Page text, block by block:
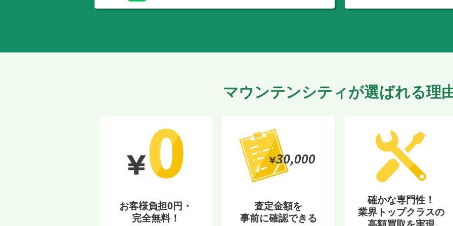
マウンテンシティが選ばれる理
お客様負担0円・
完全無料！
査定金額を
事前に確認できる
確かな専門性！
業界トップクラスの